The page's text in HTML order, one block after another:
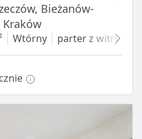
Bieżanów-
Wtórny parterz witryną